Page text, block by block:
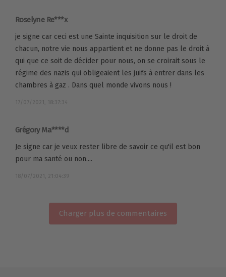
Roselyne Re***x
je signe car ceci est une Sainte inquisition sur le droit de
chacun, notre vie nous appartient et ne donne pas le droit à
qui que ce soit de décider pour nous, on se croirait sous le
régime des nazis qui obligeaient les juifs à entrer dans les
chambres à gaz . Dans quel monde vivons nous !
17/07/2021, 18:37:34
Grégory Ma****d
Je signe car je veux rester libre de savoir ce qu'il est bon
pour ma santé ou non....
18/07/2021, 21:04:39
Charger plus de commentaires